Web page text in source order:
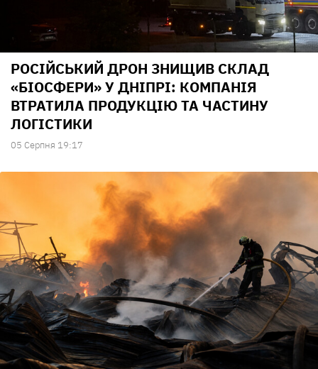
РОСІЙСЬКИЙ ДРОН ЗНИЩИВ СКЛАД
«БІОСФЕРИ» У ДНІПРІ: КОМПАНІЯ
ВТРАТИЛА ПРОДУКЦІЮ ТА ЧАСТИНУ
ЛОГІСТИКИ
05 Серпня 19:17